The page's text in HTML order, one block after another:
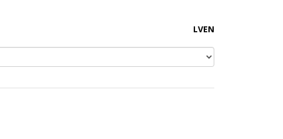
LVEN